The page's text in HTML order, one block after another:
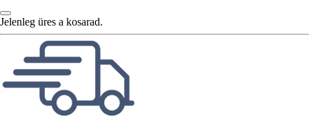
Jelenleg üres a kosarad.